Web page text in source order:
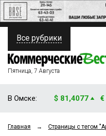
ПОЛИТИКА
ФИНАНСЫ
ОБЩЕСТВО
Все рубрики
Пятница, 7 Августа
В Омске: $ 81,4077 €
Главная → Страницы c тегом